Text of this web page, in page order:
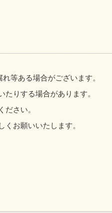
等ある場合がございます。
りする場合があります。
さい。
お願いいたします。